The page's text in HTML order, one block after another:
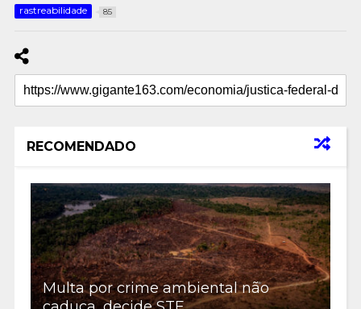
rastreabilidade 85
RECOMENDADO
Multa por crime ambiental não